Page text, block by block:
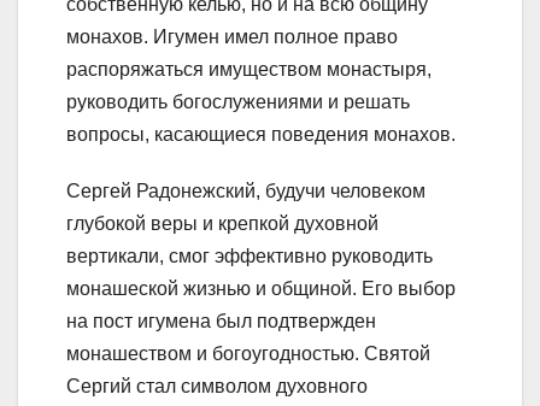
монахов. Игумен имел полное право
распоряжаться имуществом монастыря,
руководить богослужениями и решать
вопросы, касающиеся поведения монахов.
Сергей Радонежский, будучи человеком
глубокой веры и крепкой духовной
вертикали, смог эффективно руководить
монашеской жизнью и общиной. Его выбор
на пост игумена был подтвержден
монашеством и богоугодностью. Святой
Сергий стал символом духовного